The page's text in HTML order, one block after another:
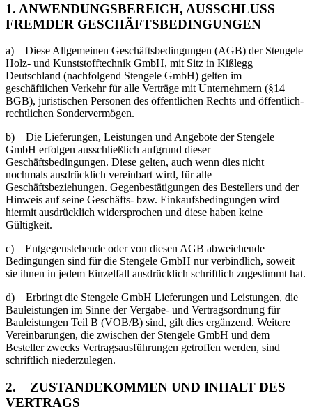
1. ANWENDUNGSBEREICH, AUSSCHLUSS
FREMDER GESCHÄFTSBEDINGUNGEN
a) Diese Allgemeinen Geschäftsbedingungen (AGB) der Stengele
Holz- und Kunststofftechnik GmbH, mit Sitz in Kißlegg
Deutschland (nachfolgend Stengele GmbH) gelten im
geschäftlichen Verkehr für alle Verträge mit Unternehmern (§14
BGB), juristischen Personen des öffentlichen Rechts und öffentlich-
rechtlichen Sondervermögen.
b) Die Lieferungen, Leistungen und Angebote der Stengele
GmbH erfolgen ausschließlich aufgrund dieser
Geschäftsbedingungen. Diese gelten, auch wenn dies nicht
nochmals ausdrücklich vereinbart wird, für alle
Geschäftsbeziehungen. Gegenbestätigungen des Bestellers und der
Hinweis auf seine Geschäfts- bzw. Einkaufsbedingungen wird
hiermit ausdrücklich widersprochen und diese haben keine
Gültigkeit.
c) Entgegenstehende oder von diesen AGB abweichende
Bedingungen sind für die Stengele GmbH nur verbindlich, soweit
sie ihnen in jedem Einzelfall ausdrücklich schriftlich zugestimmt hat.
d) Erbringt die Stengele GmbH Lieferungen und Leistungen, die
Bauleistungen im Sinne der Vergabe- und Vertragsordnung für
Bauleistungen Teil B (VOB/B) sind, gilt dies ergänzend. Weitere
Vereinbarungen, die zwischen der Stengele GmbH und dem
Besteller zwecks Vertragsausführungen getroffen werden, sind
schriftlich niederzulegen.
2. ZUSTANDEKOMMEN UND INHALT DES
VERTRAGS